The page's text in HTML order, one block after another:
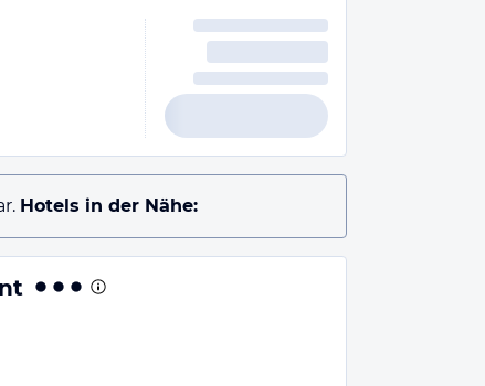
Hotels in der Nähe: